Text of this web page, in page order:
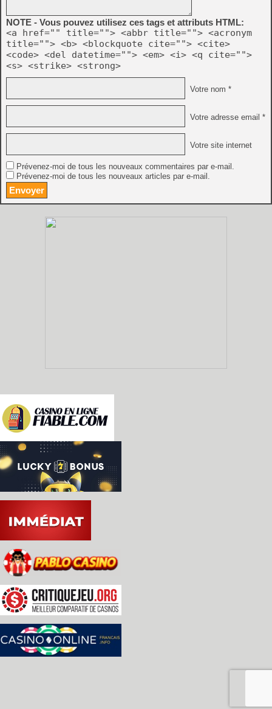
NOTE - Vous pouvez utilisez ces tags et attributs HTML:
<a href="" title=""> <abbr title=""> <acronym
title=""> <b> <blockquote cite=""> <cite>
<code> <del datetime=""> <em> <i> <q cite="">
<s> <strike> <strong>
Votre nom *
Votre adresse email *
Votre site internet
Prévenez-moi de tous les nouveaux commentaires par e-mail.
Prévenez-moi de tous les nouveaux articles par e-mail.